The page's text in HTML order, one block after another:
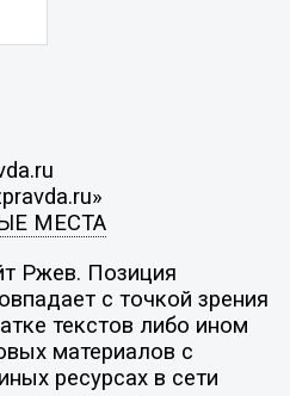
МЕСТА
Ржев. Позиция
с точкой зрения
текстов либо ином
материалов с
ресурсах в сети